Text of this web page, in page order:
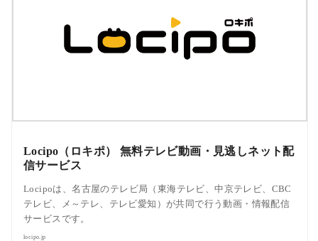
Locipo（ロキポ） 無料テレビ動画・見逃しネット配
信サービス
Locipoは、名古屋のテレビ局（東海テレビ、中京テレビ、CBC
テレビ、メ～テレ、テレビ愛知）が共同で行う動画・情報配信
サービスです。
locipo.jp